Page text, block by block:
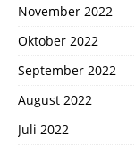
November 2022
Oktober 2022
September 2022
August 2022
Juli 2022